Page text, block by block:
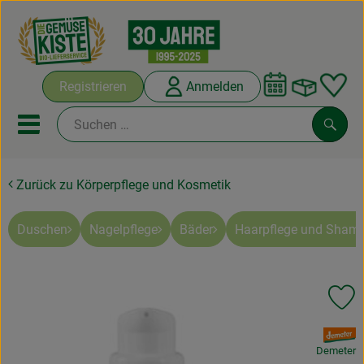
Registrieren Anmelden
Mobiles Menu öffnen oder
Abokisten
Kochboxen
Zurück zu Körperpflege und Kosmetik
Duschen Nagelpflege Bäder Haarpflege und
, Verband:
Demeter